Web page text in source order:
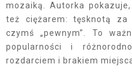
mozaiką. Autorka
też ciężarem: tęsknotą
czymś „pewnym”. To
popularności i
rozdarciem i brakiem